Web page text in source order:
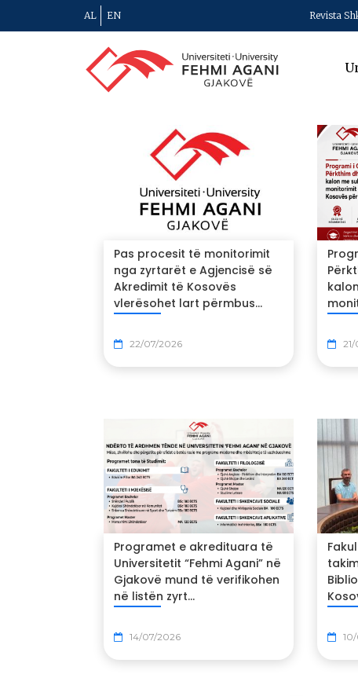
AL EN Revista
Pas procesit të monitorimit
nga zyrtarët e Agjencisë së
Akredimit të Kosovës
vlerësohet lart përmbus...
22/07/2026
Programet e akredituara të
Universitetit “Fehmi Agani” në
Gjakovë mund të verifikohen
në listën zyrt...
14/07/2026